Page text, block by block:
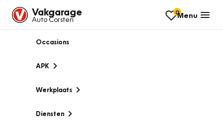
Vakgarage
Auto Corsten
0Menu
Occasions
APK
Werkplaats
Diensten